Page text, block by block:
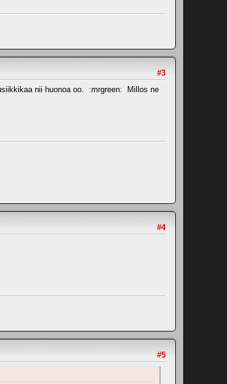
#3
nii huonoa oo. :mrgreen: Millos ne
#4
#5